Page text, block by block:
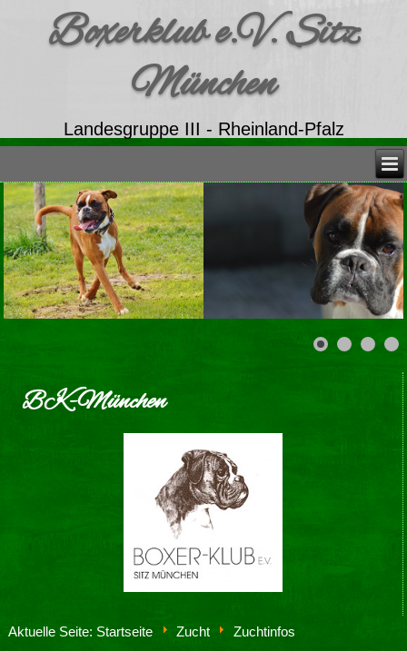
Boxerklub e.V. Sitz
München
Landesgruppe III - Rheinland-Pfalz
BK-München
Aktuelle Seite: Startseite Zucht Zuchtinfos